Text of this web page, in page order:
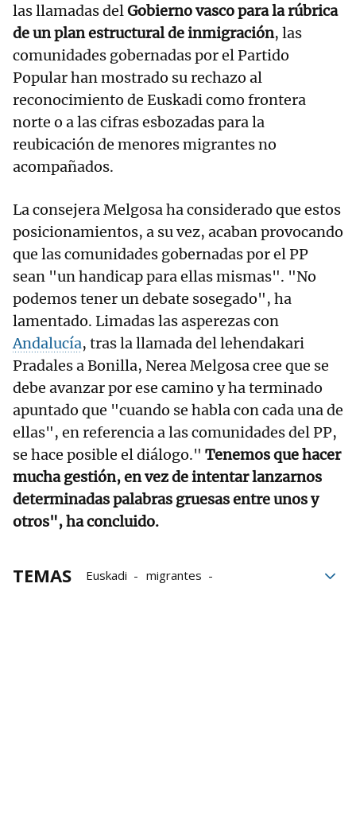
las llamadas delGobierno vasco para la rúbrica
de unplan estructural de inmigración, las
comunidades gobernadas por el Partido
Popular han mostrado su rechazo al
reconocimiento de Euskadi como frontera
norte o a las cifras esbozadas para la
reubicación de menores migrantes no
acompañados.
La consejera Melgosa ha considerado que estos
posicionamientos, a su vez, acaban provocando
que las comunidades gobernadas por el PP
sean "un handicap para ellas mismas". "No
podemos tener un debate sosegado", ha
lamentado. Limadas las asperezas con
Andalucía, tras la llamada del lehendakari
Pradales a Bonilla, Nerea Melgosa cree que se
debe avanzar por ese camino y ha terminado
apuntado que "cuando se habla con cada una de
ellas", en referencia a las comunidades del PP,
se hace posible el diálogo." Tenemos que hacer
mucha gestión, en vez de intentar lanzarnos
determinadas palabras gruesas entre unos y
otros", ha concluido.
TEMAS Euskadi
migrantes